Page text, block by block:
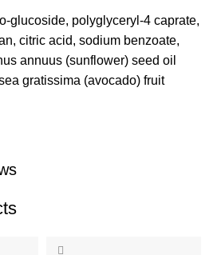
glucoside, polyglyceryl-4 caprate,
citric acid, sodium benzoate,
annuus (sunflower) seed oil
gratissima (avocado) fruit